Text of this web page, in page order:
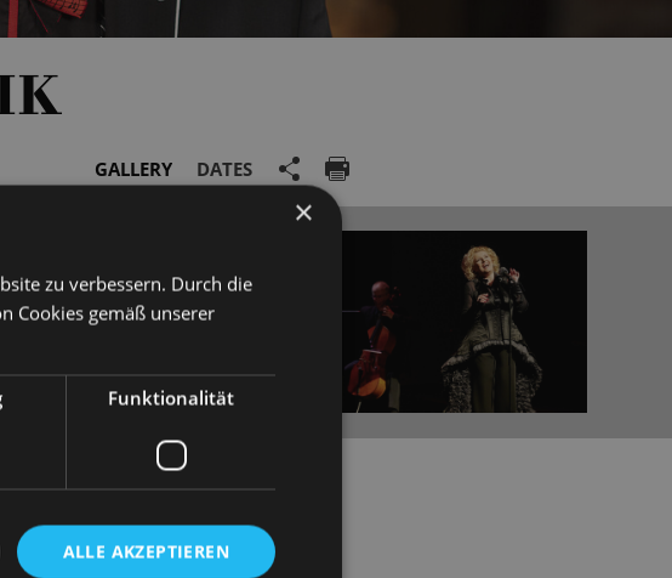
GALLERY DATES
×
zu verbessern. Durch die
Cookies gemäß unserer
Funktionalität
ALLE AKZEPTIEREN